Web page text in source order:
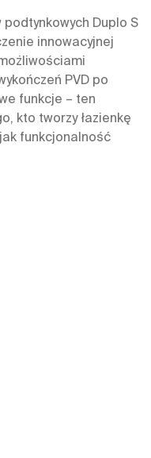
Duplo S
innowacyjnej
PVD po
funkcje – ten
kto tworzy łazienkę
funkcjonalność